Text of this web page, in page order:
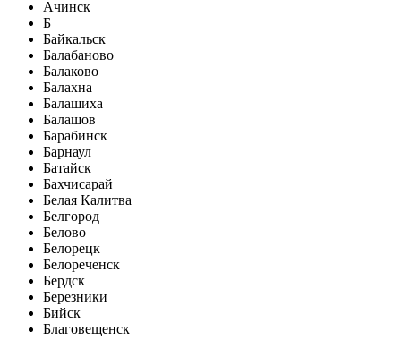
Ачинск
Б
Байкальск
Балабаново
Балаково
Балахна
Балашиха
Балашов
Барабинск
Барнаул
Батайск
Бахчисарай
Белая Калитва
Белгород
Белово
Белорецк
Белореченск
Бердск
Березники
Бийск
Благовещенск